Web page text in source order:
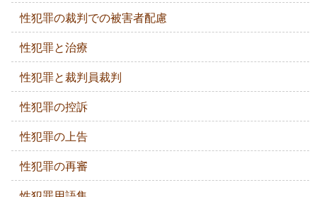
性犯罪の裁判での被害者配慮
性犯罪と治療
性犯罪と裁判員裁判
性犯罪の控訴
性犯罪の上告
性犯罪の再審